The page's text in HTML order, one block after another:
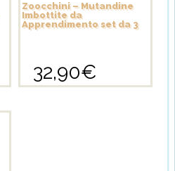
Zoocchini – Mutandine
Imbottite da
Apprendimento set da 3
32,90€
Questo